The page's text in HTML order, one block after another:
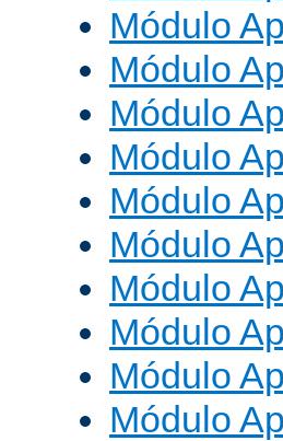
Módulo
Módulo
Módulo
Módulo
Módulo
Módulo
Módulo
Módulo
Módulo
Módulo